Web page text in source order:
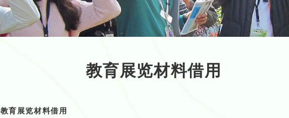
教育展览材料借用
教育展览材料借用